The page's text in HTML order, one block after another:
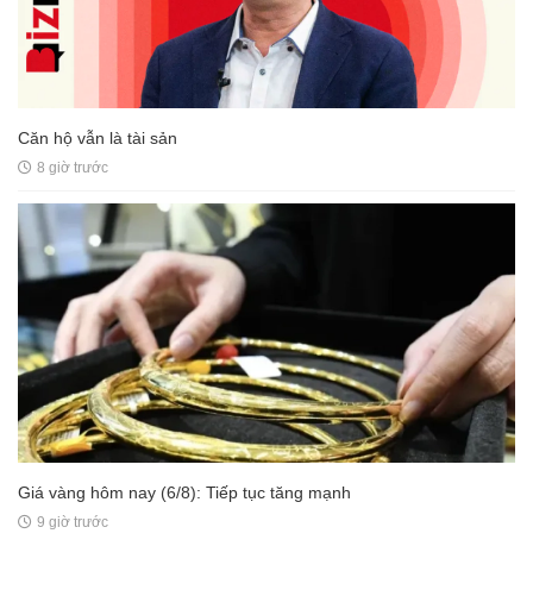
Căn hộ vẫn là tài sản
8 giờ trước
Giá vàng hôm nay (6/8): Tiếp tục tăng mạnh
9 giờ trước